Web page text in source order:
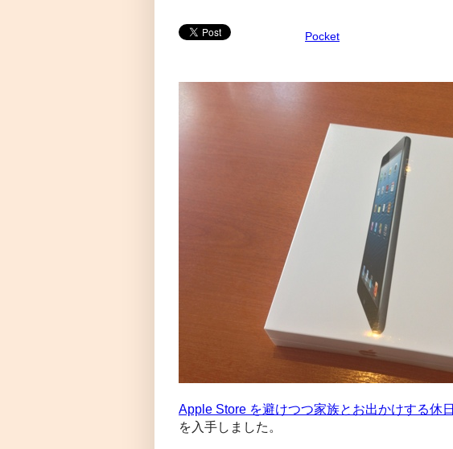
Pocket
Apple Store を避けつつ家族とお出かけする休日
を入手しました。